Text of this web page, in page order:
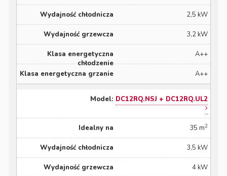
2,5 kW
3,2 kW
A++
A++
DC12RQ.NSJ + DC12RQ.UL2
35 m2
3,5 kW
4 kW